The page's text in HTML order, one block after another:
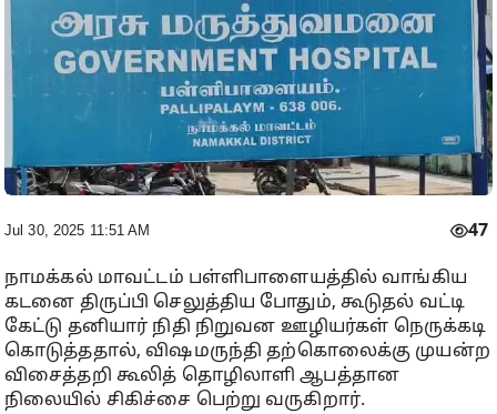
Jul 30, 2025 11:51 AM 47
நாமக்கல் மாவட்டம் பள்ளிபாளையத்தில் வாங்கிய
கடனை திருப்பி செலுத்திய போதும், கூடுதல் வட்டி
கேட்டு தனியார் நிதி நிறுவன ஊழியர்கள் நெருக்கடி
கொடுத்ததால், விஷமருந்தி தற்கொலைக்கு முயன்ற
விசைத்தறி கூலித் தொழிலாளி ஆபத்தான
நிலையில் சிகிச்சை பெற்று வருகிறார்.